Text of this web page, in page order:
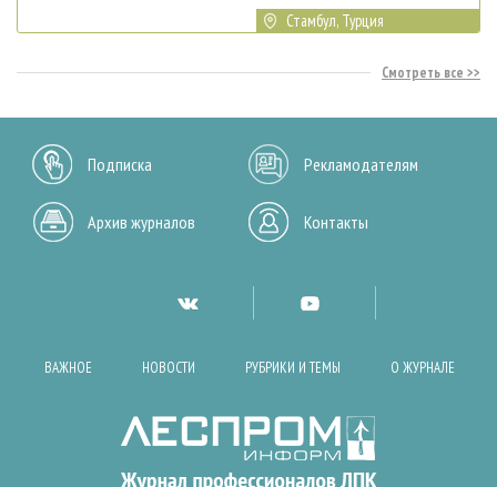
Стамбул, Турция
Смотреть все
Подписка Рекламодателям
Архив журналов Контакты
ВАЖНОЕ НОВОСТИ РУБРИКИ И ТЕМЫ О ЖУРНАЛЕ